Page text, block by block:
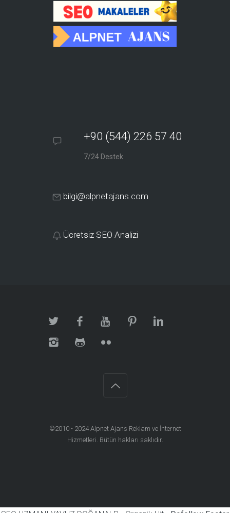
+90 (544) 226 57 40
7/24 Destek
bilgi@alpnetajans.com
Ücretsiz SEO Analizi
©2010 - 2024Alpnet Ajans Reklam ve İnternet
Hizmetleri . Bütün hakları saklıdır.